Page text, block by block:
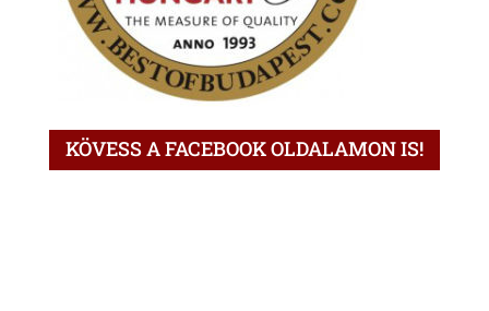
KÖVESS A FACEBOOK OLDALAMON IS!